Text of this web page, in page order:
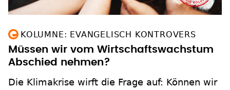
KOLUMNE: EVANGELISCH KONTROVERS
Müssen wir vom Wirtschaftswachstum
Abschied nehmen?
Die Klimakrise wirft die Frage auf: Können wir